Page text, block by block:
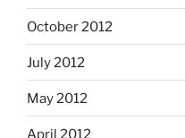
October 2012
July 2012
May 2012
April 2012